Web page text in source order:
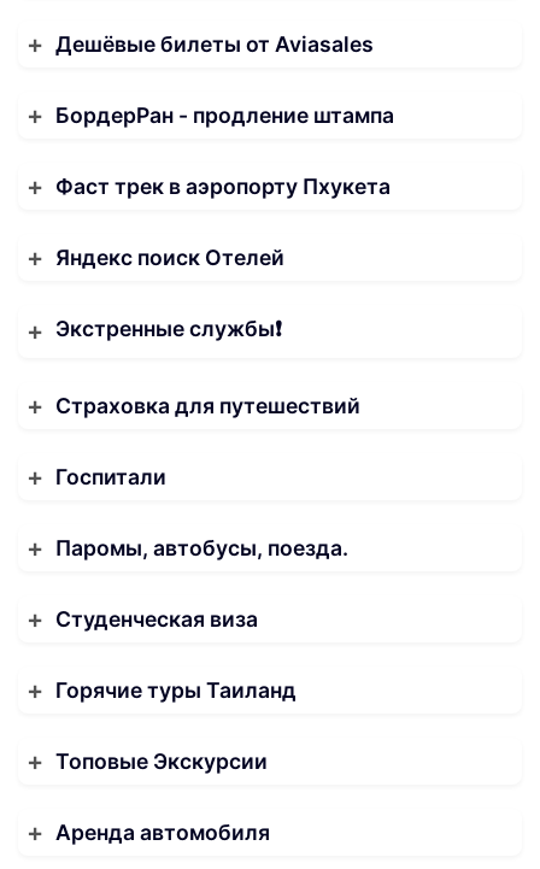
Дешёвые билеты от Aviasales
БордерРан - продление штампа
Фаст трек в аэропорту Пхукета
Яндекс поиск Отелей
Экстренные службы❗️
Страховка для путешествий
Госпитали
Паромы, автобусы, поезда.
Студенческая виза
Горячие туры Таиланд
Топовые Экскурсии
Аренда автомобиля